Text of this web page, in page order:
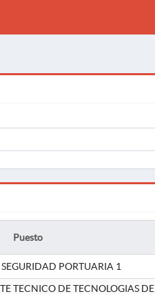
Puesto
PORTUARIA 1
TECNICO DE TECNOLOGIAS DE